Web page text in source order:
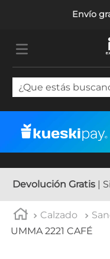
Envío
¿Que estás buscando?
Devolución Gratis|
Calzado
UMMA 2221 CAFÉ
1.
tenis mujer
tenis hombre
5. tenis